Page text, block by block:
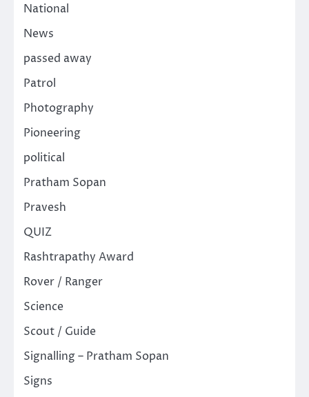
National
News
passed away
Patrol
Photography
Pioneering
political
Pratham Sopan
Pravesh
QUIZ
Rashtrapathy Award
Rover / Ranger
Science
Scout / Guide
Signalling – Pratham Sopan
Signs